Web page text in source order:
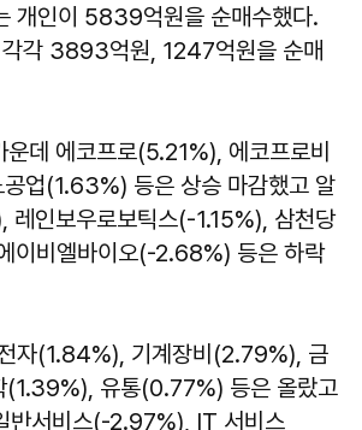
개인이 5839억원을 순매수했다.
각각 3893억원, 1247억원을 순매
운데 에코프로(5.21%), 에코프로비
업(1.63%) 등은 상승 마감했고 알
인보우로보틱스(-1.15%), 삼천당
이비엘바이오(-2.68%) 등은 하락
자(1.84%), 기계장비(2.79%), 금
유통(0.77%) 등은 올랐고
반서비스(-2.97%), IT 서비스